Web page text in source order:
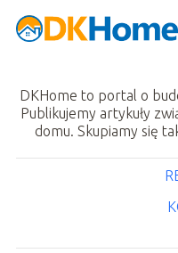
DKHome to portal o
Publikujemy artykuły
domu. Skupiamy się